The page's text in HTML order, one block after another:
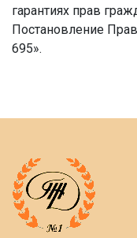
гарантиях прав
Постановление
695».